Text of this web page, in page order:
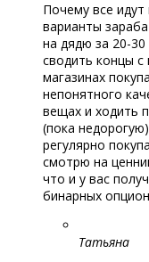
Почему все
варианты
на дядю за 20-
сводить концы
магазинах
непонятного
вещах и ходить
(пока
регулярно
смотрю на
что и у вас
бинарных
Татьяна